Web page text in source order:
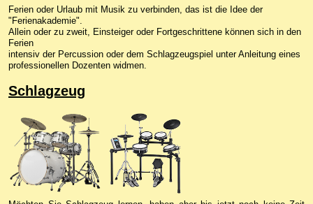
Ferien oder Urlaub mit Musik zu verbinden, das ist die Idee der
"Ferienakademie".
Allein oder zu zweit, Einsteiger oder Fortgeschrittene können sich in den
Ferien
intensiv der Percussion oder dem Schlagzeugspiel unter Anleitung eines
professionellen Dozenten widmen.
Schlagzeug